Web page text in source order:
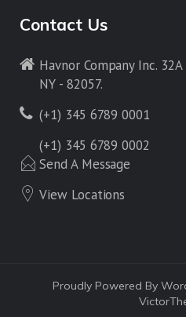
Contact Us
Havnor Company Inc.
NY - 82057.
(+1) 345 6789 0001
(+1) 345 6789 0002
Send A Message
View Locations
Proudly Powered By